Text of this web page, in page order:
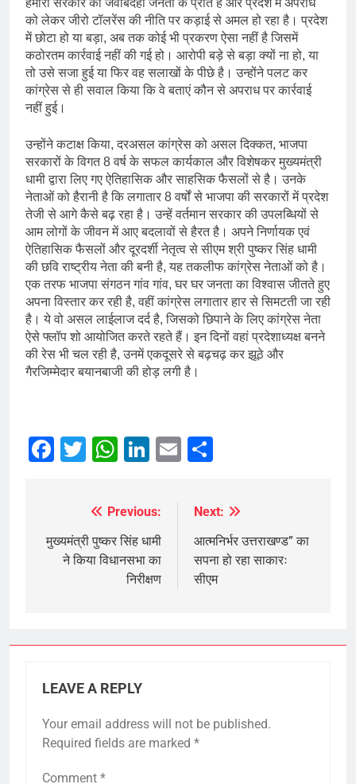
हमारी सरकार की जवाबदेही जनता के प्रति है और प्रदेश में अपराध
को लेकर जीरो टॉलरेंस की नीति पर कड़ाई से अमल हो रहा है। प्रदेश
में छोटा हो या बड़ा, अब तक कोई भी प्रकरण ऐसा नहीं है जिसमें
कठोरतम कार्रवाई नहीं की गई हो। आरोपी बड़े से बड़ा क्यों ना हो, या
तो उसे सजा हुई या फिर वह सलाखों के पीछे है। उन्होंने पलट कर
कांग्रेस से ही सवाल किया कि वे बताएं कौन से अपराध पर कार्रवाई
नहीं हुई।
उन्होंने कटाक्ष किया, दरअसल कांग्रेस को असल दिक्कत, भाजपा
सरकारों के विगत 8 वर्ष के सफल कार्यकाल और विशेषकर मुख्यमंत्री
धामी द्वारा लिए गए ऐतिहासिक और साहसिक फैसलों से है। उनके
नेताओं को हैरानी है कि लगातार 8 वर्षों से भाजपा की सरकारों में प्रदेश
तेजी से आगे कैसे बढ़ रहा है। उन्हें वर्तमान सरकार की उपलब्धियों से
आम लोगों के जीवन में आए बदलावों से हैरत है। अपने निर्णायक एवं
ऐतिहासिक फैसलों और दूरदर्शी नेतृत्व से सीएम श्री पुष्कर सिंह धामी
की छवि राष्ट्रीय नेता की बनी है, यह तकलीफ कांग्रेस नेताओं को है।
एक तरफ भाजपा संगठन गांव गांव, घर घर जनता का विश्वास जीतते हुए
अपना विस्तार कर रही है, वहीं कांग्रेस लगातार हार से सिमटती जा रही
है। ये वो असल लाईलाज दर्द है, जिसको छिपाने के लिए कांग्रेस नेता
ऐसे फ्लॉप शो आयोजित करते रहते हैं। इन दिनों वहां प्रदेशाध्यक्ष बनने
की रेस भी चल रही है, उनमें एकदूसरे से बढ़चढ़ कर झूठे और
गैरजिम्मेदार बयानबाजी की होड़ लगी है।
Facebook
TwitterWhatsApp
LinkedIn
Email
navigation
Previous:
मुख्यमंत्री पुष्कर सिंह धामी
ने किया विधानसभा का
निरीक्षण
Next:
आत्मनिर्भर उत्तराखण्ड” का
सपना हो रहा साकारः
सीएम
LEAVE A REPLY
Your email address will not be published.
Required fields are marked *
Comment *